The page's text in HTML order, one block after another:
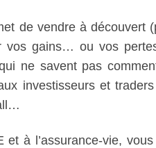
de vendre à découvert
vos gains… ou vos
ne savent pas
investisseurs et
à l’assurance-vie,